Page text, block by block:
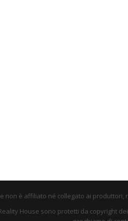
non è affiliato né collegato ai
House sono protetti da copyright